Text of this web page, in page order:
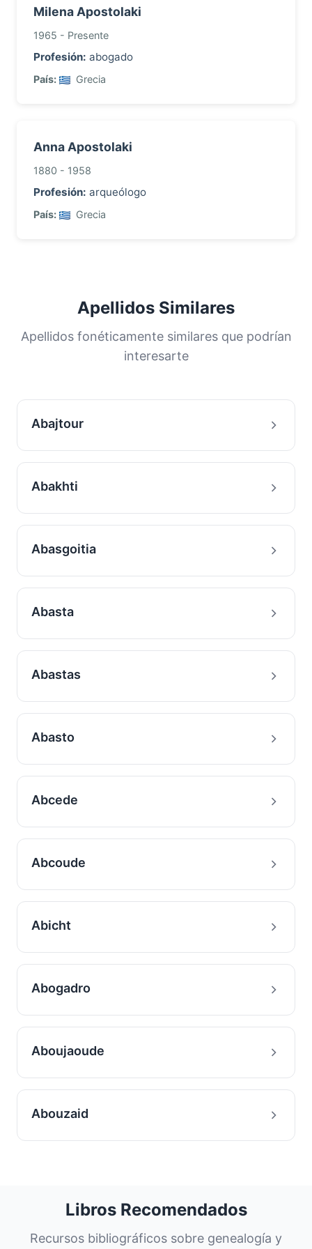
Milena Apostolaki
1965 - Presente
Profesión: abogado
País: Grecia
Anna Apostolaki
1880 - 1958
Profesión: arqueólogo
País: Grecia
Apellidos Similares
Apellidos fonéticamente similares que podrían
interesarte
Abajtour
Abakhti
Abasgoitia
Abasta
Abastas
Abasto
Abcede
Abcoude
Abicht
Abogadro
Aboujaoude
Abouzaid
Libros Recomendados
Recursos bibliográficos sobre genealogía y